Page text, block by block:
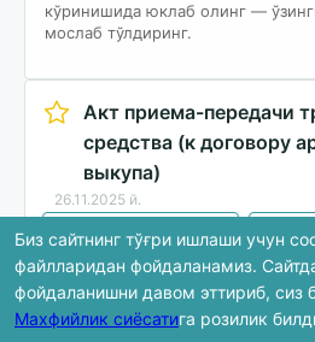
кўринишида юклаб олинг —
мослаб тўлдиринг.
Акт приема-передачи
средства (к договору
выкупа)
26.11.2025 й.
Акт / Приложение
Юклаб
Биз сайтнинг тўғри ишлаши учун
файлларидан фойдаланамиз.
фойдаланишни давом эттириб, сиз
Махфийлик сиёсатига розилик